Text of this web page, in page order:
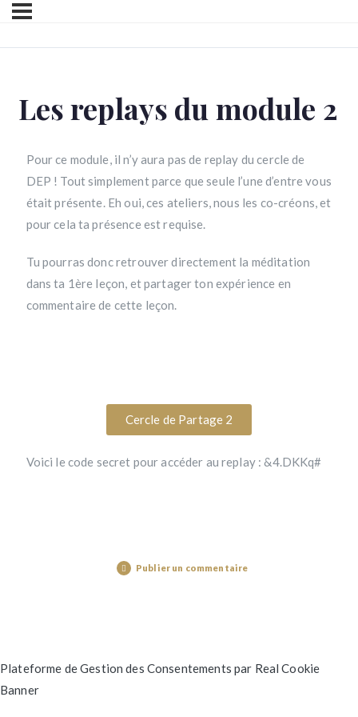
Les replays du module 2
Pour ce module, il n’y aura pas de replay du cercle de
DEP ! Tout simplement parce que seule l’une d’entre vous
était présente. Eh oui, ces ateliers, nous les co-créons, et
pour cela ta présence est requise.
Tu pourras donc retrouver directement la méditation
dans ta 1ère leçon, et partager ton expérience en
commentaire de cette leçon.
Cercle de Partage 2
Voici le code secret pour accéder au replay : &4.DKKq#
Publier un commentaire
Plateforme de Gestion des Consentements par Real Cookie
Banner